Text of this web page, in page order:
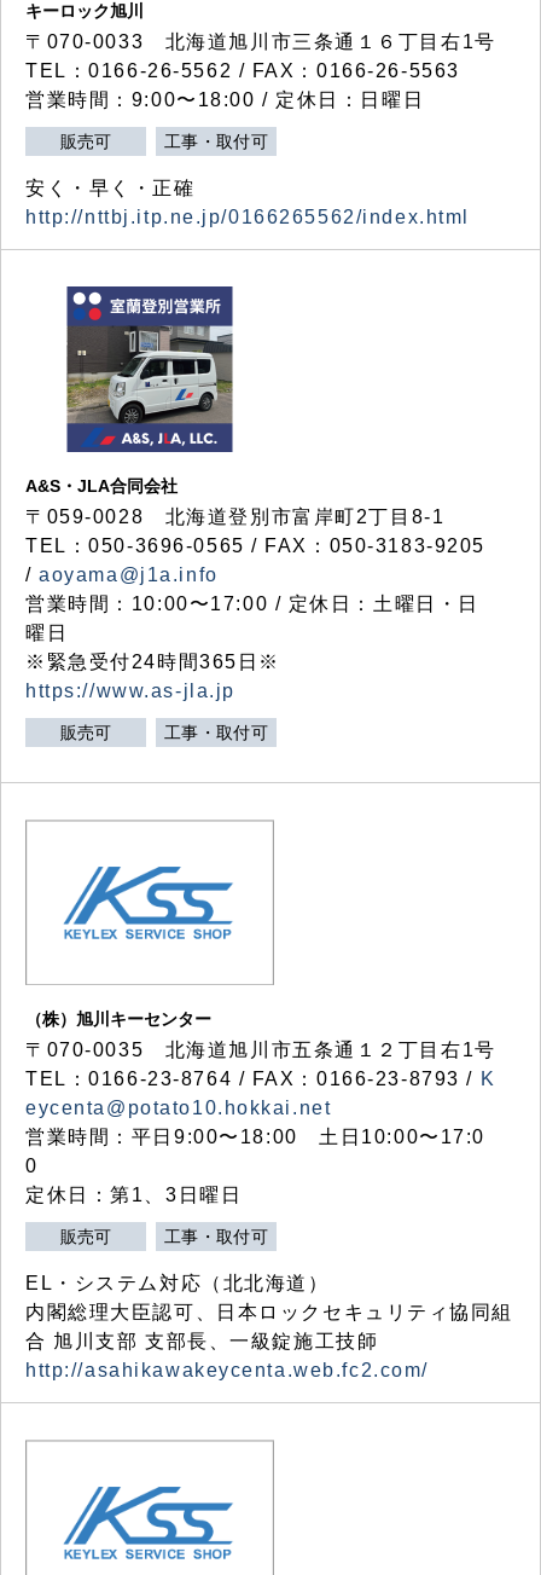
キーロック旭川
〒070-0033 北海道旭川市三条通１６丁目右1号
TEL：0166-26-5562 / FAX：0166-26-5563
営業時間：9:00〜18:00 / 定休日：日曜日
販売可 工事・取付可
安く・早く・正確
http://nttbj.itp.ne.jp/0166265562/index.html
A&S・JLA合同会社
〒 059-0028 北海道登別市富岸町2丁目 8-1
TEL：050-3696-0565 / FAX：050-3183-9205
/aoyama@j1a.info
営業時間：10:00〜17:00 / 定休日：土曜日・日
曜日
※緊急受付24時間365日※
https://www.as-jla.jp
販売可 工事・取付可
（株）旭川キーセンター
〒070-0035 北海道旭川市五条通１２丁目右1号
TEL：0166-23-8764 / FAX：0166-23-8793 / K
eycenta@potato10.hokkai.net
営業時間：平日9:00〜18:00 土日10:00〜17:0
0
定休日：第1、3日曜日
販売可 工事・取付可
EL・システム対応（北北海道）
内閣総理大臣認可、日本ロックセキュリティ協同組
合 旭川支部 支部長、一級錠施工技師
http://asahikawakeycenta.web.fc2.com/